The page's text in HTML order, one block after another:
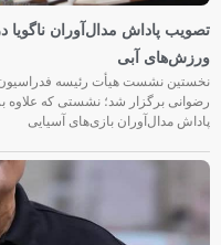
تصویب پاداش مدال‌آوران
ورزش‌های آبی
نخستین نشست هیأت رئیسه
رضوانی برگزار شد؛ نشستی که علاوه
پاداش مدال‌آوران بازی‌های آسیایی